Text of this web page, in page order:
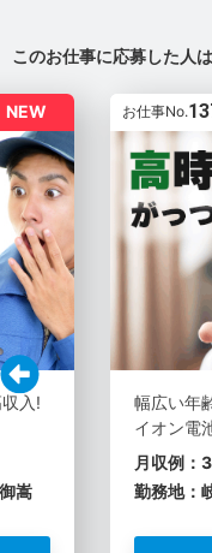
このお仕事に応募した人
NEW
入!
嵩
お仕事No.
幅広い年
イオン電
月収例：
勤務地：